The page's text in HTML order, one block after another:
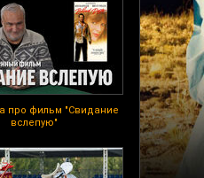
про фильм "Свидание
вслепую"